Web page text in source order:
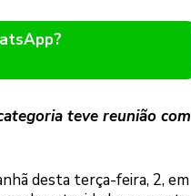
teve reunião com
desta terça-feira, 2, em